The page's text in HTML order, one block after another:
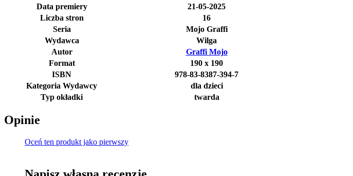
Data premiery
21-05-2025
Liczba stron
16
Seria
Mojo Graffi
Wydawca
Wilga
Autor
Graffi Mojo
Format
190 x 190
ISBN
978-83-8387-394-7
Kategoria Wydawcy
dla dzieci
Typ okładki
twarda
Opinie
Oceń ten produkt jako pierwszy